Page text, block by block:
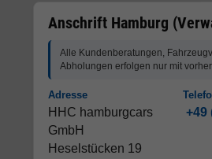
Anschrift Hamburg
Alle Kundenberatungen,
Abholungen erfolgen nur mit
Adresse
HHC hamburgcars
GmbH
Heselstücken 19
+49